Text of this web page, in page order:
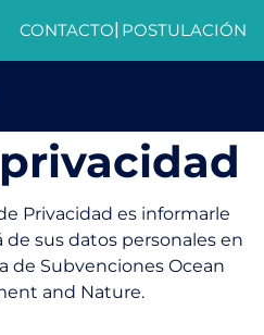
CONTACTO| POSTULACIÓN
Privacidad es informarle
de sus datos personales en
de Subvenciones Ocean
and Nature.